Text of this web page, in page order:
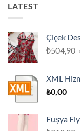
LATEST
Çiçek
₺504,90
XML
₺0,00
Fuşya